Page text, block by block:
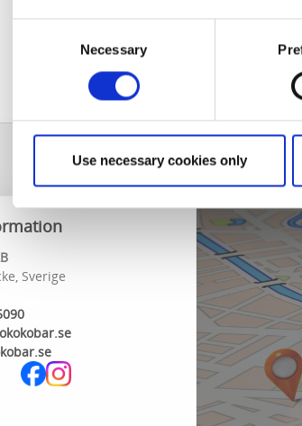
Necessary
Use necessary cookies only
Sverige